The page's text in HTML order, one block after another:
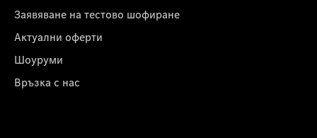
Заявяване на тестово шофиране
Актуални оферти
Шоуруми
Връзка с нас